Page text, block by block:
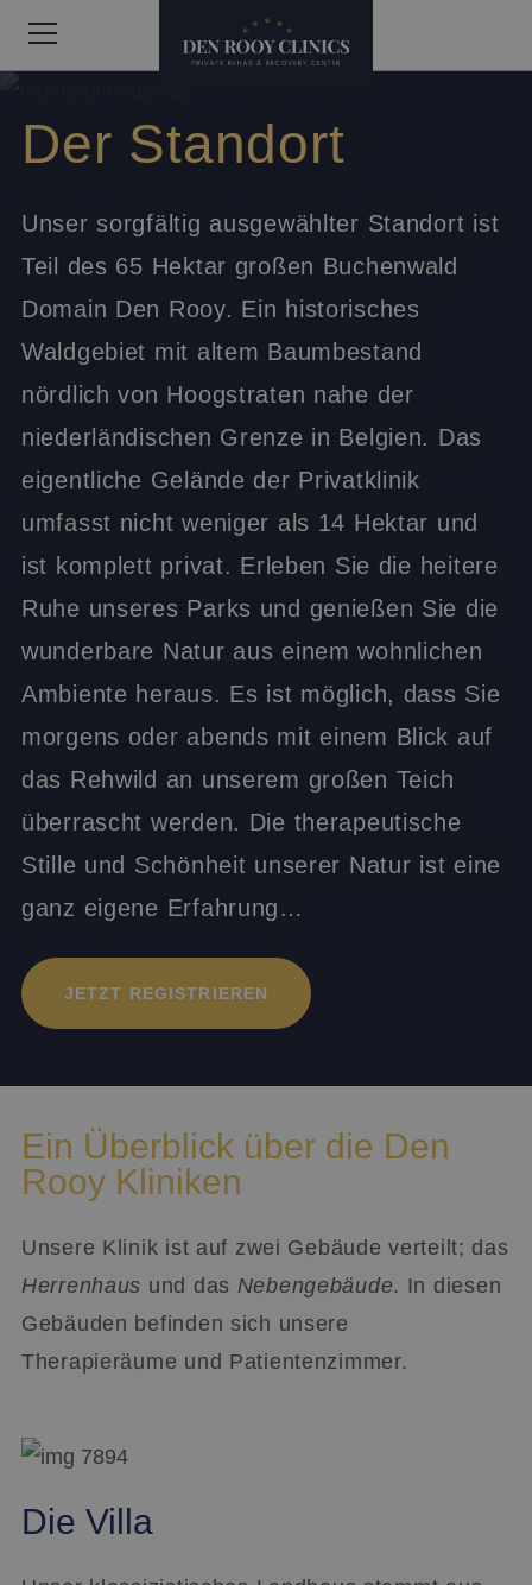
Der Standort
Unser sorgfältig ausgewählter Standort ist
Teil des 65 Hektar großen Buchenwald
Domain Den Rooy. Ein historisches
Waldgebiet mit altem Baumbestand
nördlich von Hoogstraten nahe der
niederländischen Grenze in Belgien. Das
eigentliche Gelände der Privatklinik
umfasst nicht weniger als 14 Hektar und
ist komplett privat. Erleben Sie die heitere
Ruhe unseres Parks und genießen Sie die
wunderbare Natur aus einem wohnlichen
Ambiente heraus. Es ist möglich, dass Sie
morgens oder abends mit einem Blick auf
das Rehwild an unserem großen Teich
überrascht werden. Die therapeutische
Stille und Schönheit unserer Natur ist eine
ganz eigene Erfahrung…
JETZT REGISTRIEREN
Ein Überblick über die Den
Rooy Kliniken
Unsere Klinik ist auf zwei Gebäude verteilt; das
Herrenhaus und das Nebengebäude. In diesen
Gebäuden befinden sich unsere
Therapieräume und Patientenzimmer.
Die Villa